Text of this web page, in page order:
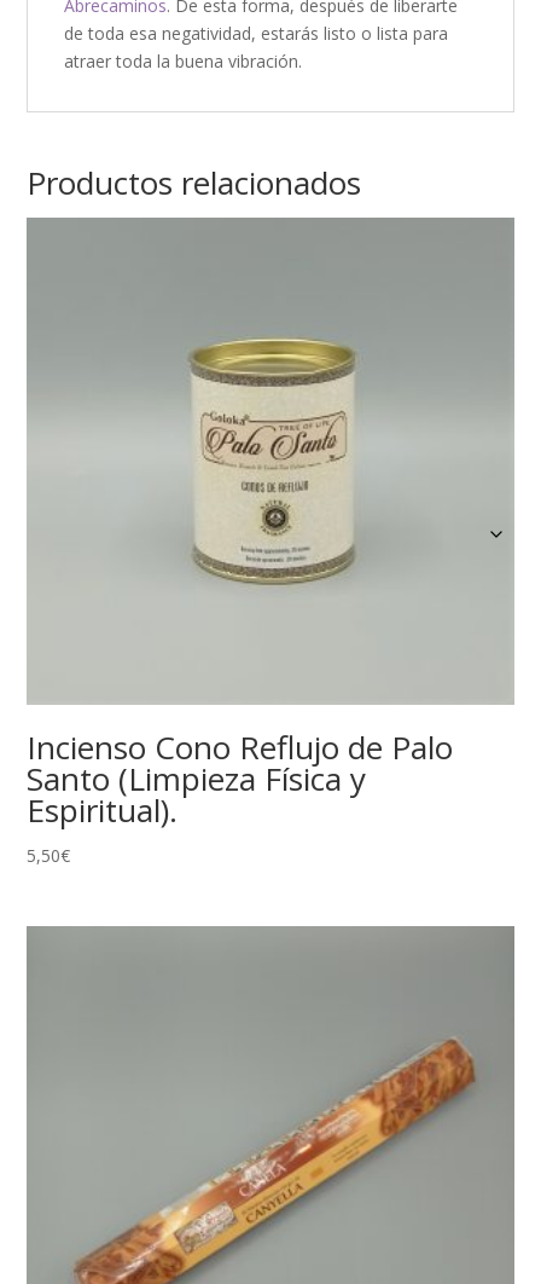
Abrecaminos. De esta forma, después de liberarte
de toda esa negatividad, estarás listo o lista para
atraer toda la buena vibración.
Productos relacionados
Incienso Cono Reflujo de Palo
Santo (Limpieza Física y
Espiritual).
5,50€